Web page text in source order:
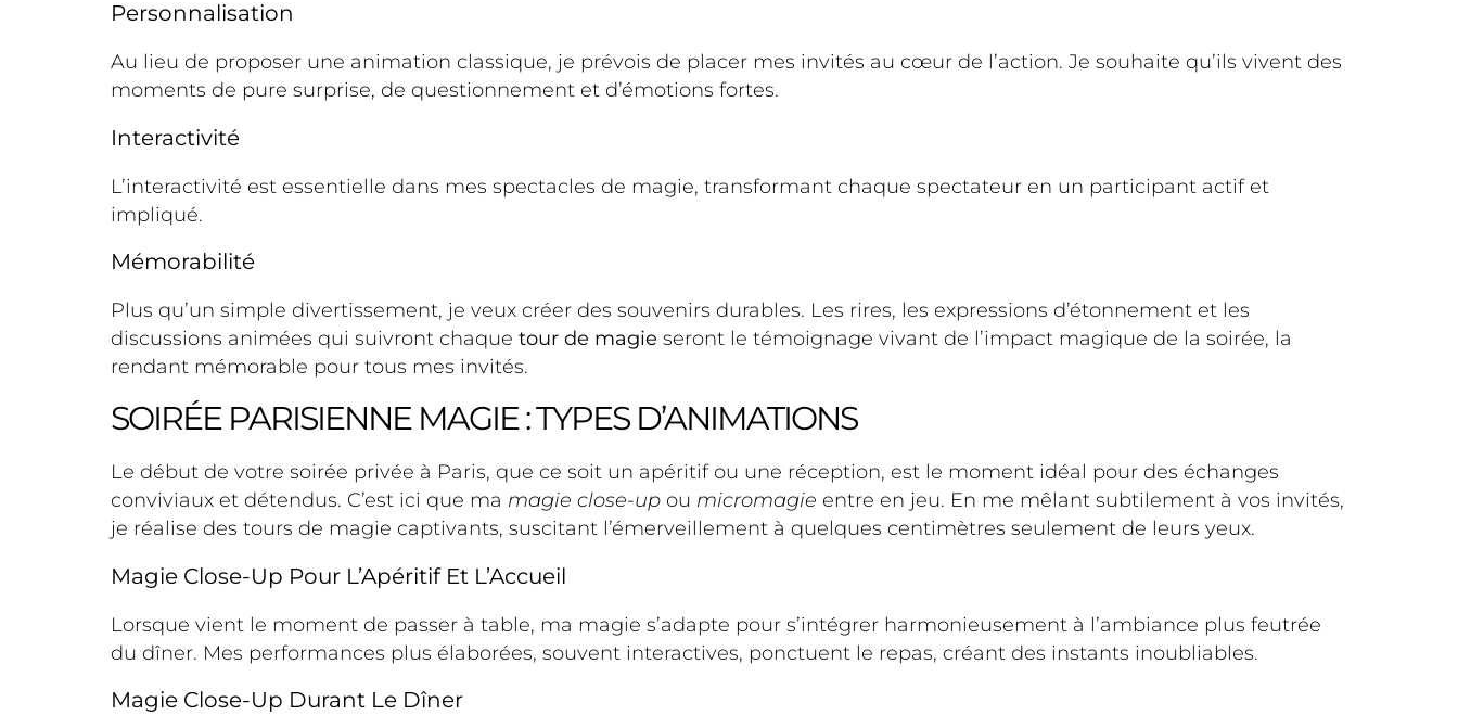
Personnalisation
Au lieu de proposer une animation classique, je prévois de placer mes invités au cœur de l’action. Je souhaite qu’ils vivent des
moments de pure surprise, de questionnement et d’émotions fortes.
Interactivité
L’interactivité est essentielle dans mes spectacles de magie, transformant chaque spectateur en un participant actif et
impliqué.
Mémorabilité
Plus qu’un simple divertissement, je veux créer des souvenirs durables. Les rires, les expressions d’étonnement et les
discussions animées qui suivront chaque tour de magie seront le témoignage vivant de l’impact magique de la soirée, la
rendant mémorable pour tous mes invités.
SOIRÉE PARISIENNE MAGIE : TYPES D’ANIMATIONS
Le début de votre soirée privée à Paris, que ce soit un apéritif ou une réception, est le moment idéal pour des échanges
conviviaux et détendus. C’est ici que ma magie close-up ou micromagie entre en jeu. En me mêlant subtilement à vos invités,
je réalise des tours de magie captivants, suscitant l’émerveillement à quelques centimètres seulement de leurs yeux.
Magie Close-Up Pour L’Apéritif Et L’Accueil
Lorsque vient le moment de passer à table, ma magie s’adapte pour s’intégrer harmonieusement à l’ambiance plus feutrée
du dîner. Mes performances plus élaborées, souvent interactives, ponctuent le repas, créant des instants inoubliables.
Magie Close-Up Durant Le Dîner